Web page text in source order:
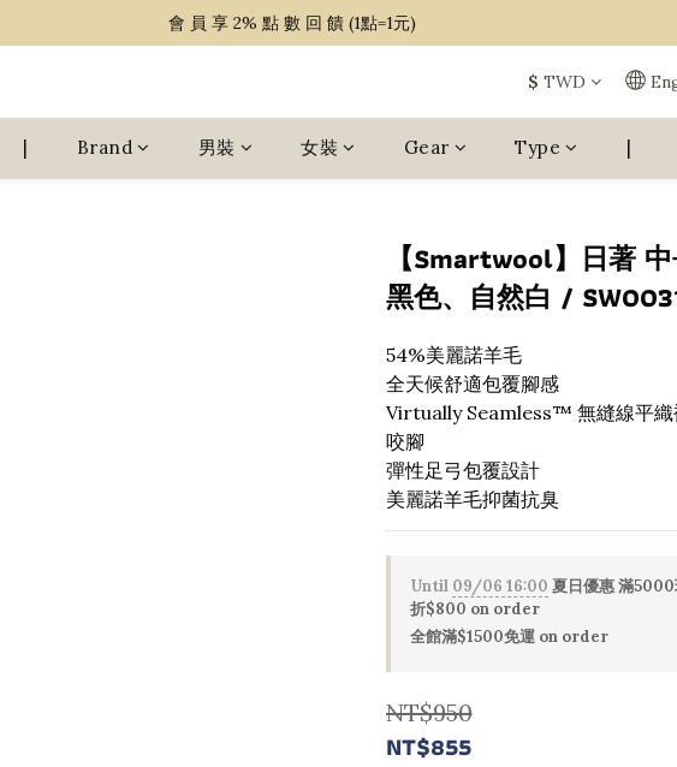
~ 單 筆 消 費 滿 $ 1 5 0 0 免 運 費 ~
會 員 享 2% 點 數 回 饋 (1點=1元)
$ TWD
| Brand 男裝 女裝 Gear Type |
【Smartwool】日著
黑色、自然白 /
54%美麗諾羊毛
全天候舒適包覆腳感
Virtually Seamless™ 無縫線平織
咬腳
彈性足弓包覆設計
美麗諾羊毛抑菌抗臭
Until 09/06 16:00 夏日優惠 滿
折$800 on order
全館滿$1500免運 on order
NT$950
NT$855